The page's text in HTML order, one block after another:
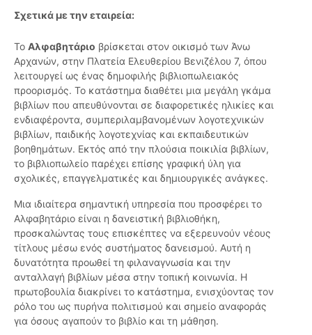
Σχετικά με την εταιρεία:
Το Αλφαβητάριο βρίσκεται στον οικισμό των Άνω
Αρχανών, στην Πλατεία Ελευθερίου Βενιζέλου 7, όπου
λειτουργεί ως ένας δημοφιλής βιβλιοπωλειακός
προορισμός. Το κατάστημα διαθέτει μια μεγάλη γκάμα
βιβλίων που απευθύνονται σε διαφορετικές ηλικίες και
ενδιαφέροντα, συμπεριλαμβανομένων λογοτεχνικών
βιβλίων, παιδικής λογοτεχνίας και εκπαιδευτικών
βοηθημάτων. Εκτός από την πλούσια ποικιλία βιβλίων,
το βιβλιοπωλείο παρέχει επίσης γραφική ύλη για
σχολικές, επαγγελματικές και δημιουργικές ανάγκες.
Μια ιδιαίτερα σημαντική υπηρεσία που προσφέρει το
Αλφαβητάριο είναι η δανειστική βιβλιοθήκη,
προσκαλώντας τους επισκέπτες να εξερευνούν νέους
τίτλους μέσω ενός συστήματος δανεισμού. Αυτή η
δυνατότητα προωθεί τη φιλαναγνωσία και την
ανταλλαγή βιβλίων μέσα στην τοπική κοινωνία. Η
πρωτοβουλία διακρίνει το κατάστημα, ενισχύοντας τον
ρόλο του ως πυρήνα πολιτισμού και σημείο αναφοράς
για όσους αγαπούν το βιβλίο και τη μάθηση.